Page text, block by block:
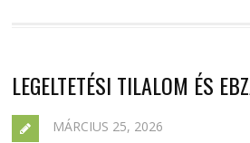
LEGELTETÉSI TILALOM ÉS
MÁRCIUS 25, 2026